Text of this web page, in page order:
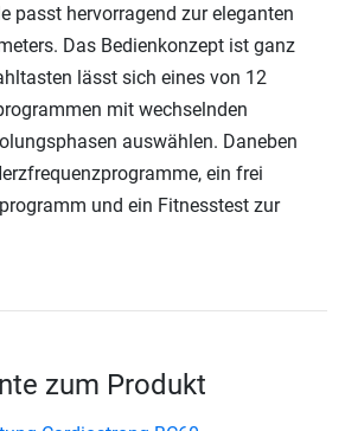
passt hervorragend zur eleganten
Das Bedienkonzept ist ganz
lässt sich eines von 12
mit wechselnden
auswählen. Daneben
ein frei
und ein Fitnesstest zur
zum Produkt